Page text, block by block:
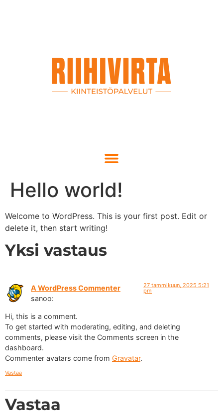
Hello world!
Welcome to WordPress. This is your first post. Edit or
delete it, then start writing!
Yksi vastaus
A WordPress Commenter
sanoo:
27 tammikuun, 2025 5:21
pm
Hi, this is a comment.
To get started with moderating, editing, and deleting
comments, please visit the Comments screen in the
dashboard.
Commenter avatars come from Gravatar.
Vastaa
Vastaa